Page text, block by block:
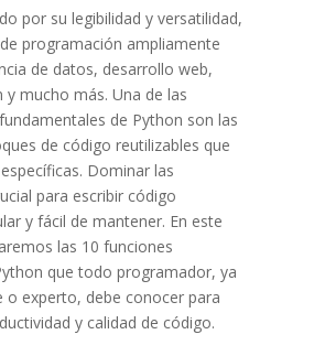
por su legibilidad y versatilidad,
programación ampliamente
de datos, desarrollo web,
mucho más. Una de las
de Python son las
de código reutilizables que
Dominar las
para escribir código
y fácil de mantener. En este
las 10 funciones
que todo programador, ya
o experto, debe conocer para
y calidad de código.